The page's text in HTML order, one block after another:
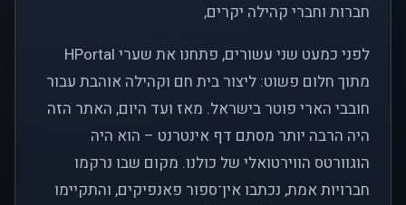
חברות וחברי קהילה יקרים,
לפני כמעט שני עשורים, פתחנו את שערי HPortal
מתוך חלום פשוט: ליצור בית חם וקהילה אוהבת עבור
חובבי הארי פוטר בישראל. מאז ועד היום, האתר הזה
היה הרבה יותר מסתם דף אינטרנט – הוא היה
הוגוורטס הווירטואלי של כולנו. מקום שבו נרקמו
חברויות אמת, נכתבו אין־ספור פאנפיקים, והתקיימו